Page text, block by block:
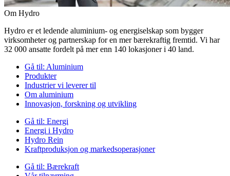
Om Hydro
Hydro er et ledende aluminium- og energiselskap som bygger
virksomheter og partnerskap for en mer bærekraftig fremtid. Vi har
32 000 ansatte fordelt på mer enn 140 lokasjoner i 40 land.
Gå til: Aluminium
Produkter
Industrier vi leverer til
Om aluminium
Innovasjon, forskning og utvikling
Gå til: Energi
Energi i Hydro
Hydro Rein
Kraftproduksjon og markedsoperasjoner
Gå til: Bærekraft